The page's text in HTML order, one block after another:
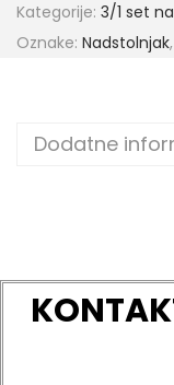
Kategorije: 3/1 set
Oznake: Nadstolnjak,
Dodatne